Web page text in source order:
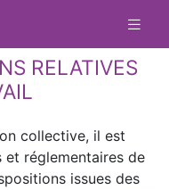
RELATIVES
collective, il est
réglementaires de
issues des